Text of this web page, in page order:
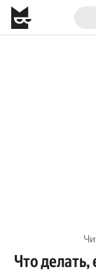
Что делать,